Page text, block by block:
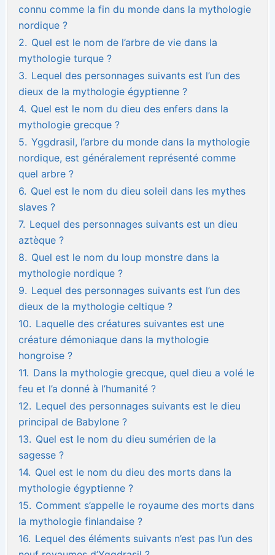
connu comme la fin du monde dans la mythologie
nordique ?
2. Quel est le nom de l’arbre de vie dans la
mythologie turque ?
3. Lequel des personnages suivants est l’un des
dieux de la mythologie égyptienne ?
4. Quel est le nom du dieu des enfers dans la
mythologie grecque ?
5. Yggdrasil, l’arbre du monde dans la mythologie
nordique, est généralement représenté comme
quel arbre ?
6. Quel est le nom du dieu soleil dans les mythes
slaves ?
7. Lequel des personnages suivants est un dieu
aztèque ?
8. Quel est le nom du loup monstre dans la
mythologie nordique ?
9. Lequel des personnages suivants est l’un des
dieux de la mythologie celtique ?
10. Laquelle des créatures suivantes est une
créature démoniaque dans la mythologie
hongroise ?
11. Dans la mythologie grecque, quel dieu a volé le
feu et l’a donné à l’humanité ?
12. Lequel des personnages suivants est le dieu
principal de Babylone ?
13. Quel est le nom du dieu sumérien de la
sagesse ?
14. Quel est le nom du dieu des morts dans la
mythologie égyptienne ?
15. Comment s’appelle le royaume des morts dans
la mythologie finlandaise ?
16. Lequel des éléments suivants n’est pas l’un des